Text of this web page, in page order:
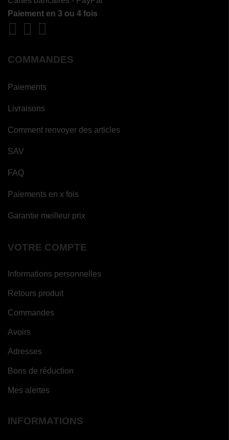
Paiement en 3 ou 4 fois
COMMANDES
Paiements
Livraisons
Comment renvoyer des articles
SAV
FAQ
Paiements en x fois
Garantie meilleur prix
VOTRE COMPTE
Informations personnelles
Retours produit
Commandes
Avoirs
Adresses
Bons de réduction
Mes alertes
INFORMATIONS